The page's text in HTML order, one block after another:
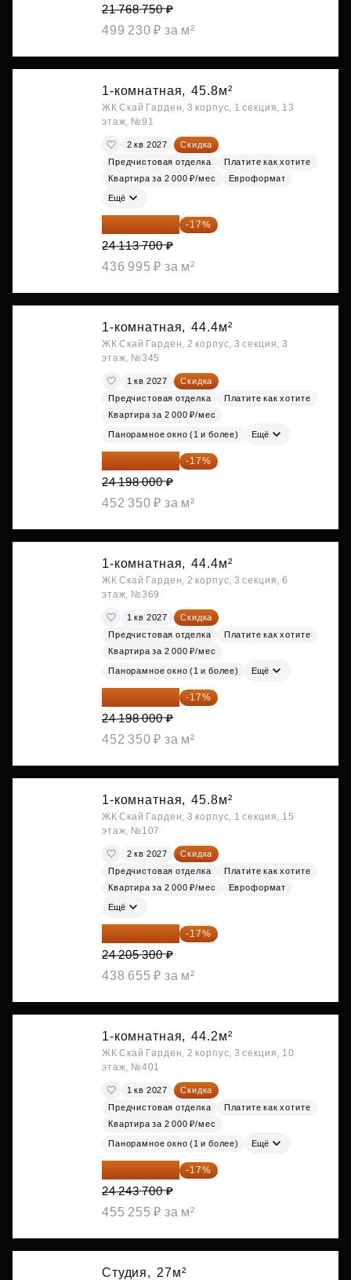
21 768 750 ₽
499 230 ₽ за м²
1-комнатная, 45.8м²
ЖК Скай Гарден, 3 корпус, 1 секция, 13
этаж, №91
2 кв 2027
Скидка
Предчистовая отделка
Платите как хотите
Квартира за 2 000 ₽/мес
Евроформат
Ещё
20 014 371 ₽ -17%
24 113 700 ₽
436 995 ₽ за м²
1-комнатная, 44.4м²
ЖК Скай Гарден, 2 корпус, 3 секция, 3
этаж, №345
1 кв 2027
Скидка
Предчистовая отделка
Платите как хотите
Квартира за 2 000 ₽/мес
Панорамное окно (1 и более) Ещё
20 084 340 ₽ -17%
24 198 000 ₽
452 350 ₽ за м²
1-комнатная, 44.4м²
ЖК Скай Гарден, 2 корпус, 3 секция, 6
этаж, №369
1 кв 2027
Скидка
Предчистовая отделка
Платите как хотите
Квартира за 2 000 ₽/мес
Панорамное окно (1 и более) Ещё
20 084 340 ₽ -17%
24 198 000 ₽
452 350 ₽ за м²
1-комнатная, 45.8м²
ЖК Скай Гарден, 3 корпус, 1 секция, 15
этаж, №107
2 кв 2027
Скидка
Предчистовая отделка
Платите как хотите
Квартира за 2 000 ₽/мес
Евроформат
Ещё
20 090 399 ₽ -17%
24 205 300 ₽
438 655 ₽ за м²
1-комнатная, 44.2м²
ЖК Скай Гарден, 2 корпус, 3 секция, 10
этаж, №401
1 кв 2027
Скидка
Предчистовая отделка
Платите как хотите
Квартира за 2 000 ₽/мес
Панорамное окно (1 и более) Ещё
20 122 271 ₽ -17%
24 243 700 ₽
455 255 ₽ за м²
Студия, 27м²